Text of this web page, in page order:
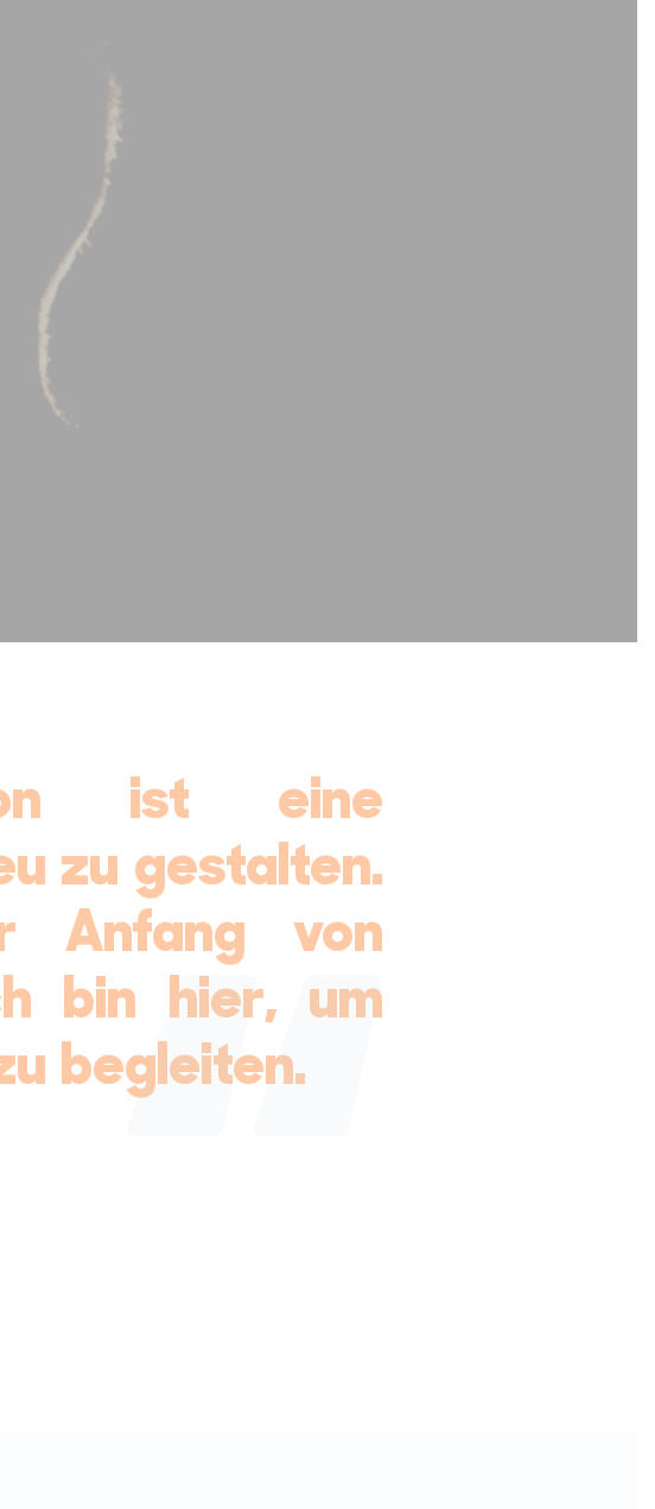
ist eine
zu gestalten.
Anfang von
bin hier, um
begleiten.